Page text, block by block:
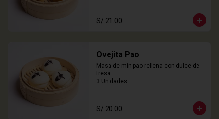
S/ 21.00
Ovejita Pao
Masa de min pao rellena con dulce de
fresa.
3 Unidades
S/ 20.00